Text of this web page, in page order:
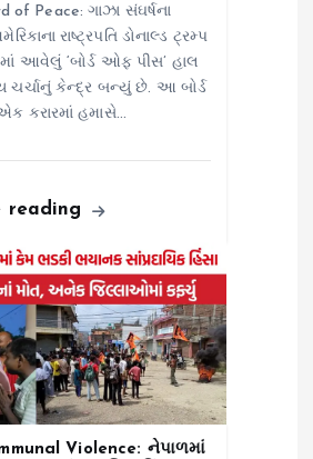
of Peace: ગાઝા સંઘર્ષના
રાષ્ટ્રપતિ ડોનાલ્ડ ટ્રમ્પ
આવેલું ‘બોર્ડ ઓફ પીસ’ હાલ
ચર્ચાનું કેન્દ્ર બન્યું છે. આ બોર્ડ
કરારમાં હમાસે…
reading
Violence: નેપાળમાં